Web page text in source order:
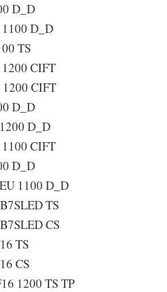
D_D
D_D
TS
CIFT
CIFT
D_D
D_D
CIFT
D_D
1100 D_D
TS
CS
TS
CS
1200 TS TP